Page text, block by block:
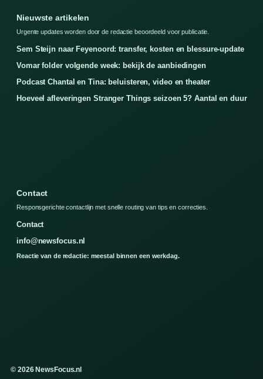
Nieuwste artikelen
Urgente updates worden door de redactie beoordeeld voor publicatie.
Sem Steijn naar Feyenoord: transfer, kosten en blessure-update
Vomar folder volgende week: bekijk de aanbiedingen
Podcast Chantal en Tina: beluisteren, video en theater
Hoeveel afleveringen Stranger Things seizoen 5? Aantal en duur
Contact
Responsgerichte contactlijn met snelle routing van tips en correcties.
Contact
info@newsfocus.nl
Reactie van de redactie: meestal binnen een werkdag.
© 2026 NewsFocus.nl